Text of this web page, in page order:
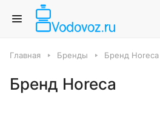
Главная Бренды Бренд Horeca
Бренд Horeca